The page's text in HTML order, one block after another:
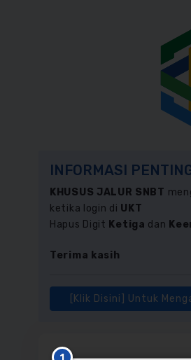
INFORMASI
KHUSUS JALUR SNBT
ketika login di UKT
Hapus Digit Ketiga dan
Terima kasih
[Klik Disini] Untuk